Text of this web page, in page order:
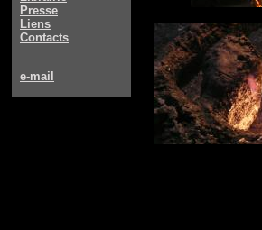
Presse
Liens
Contacts
e-mail